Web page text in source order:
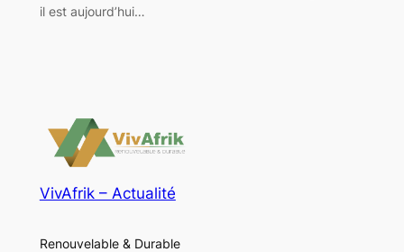
il est aujourd’hui…
VivAfrik – Actualité
Renouvelable & Durable